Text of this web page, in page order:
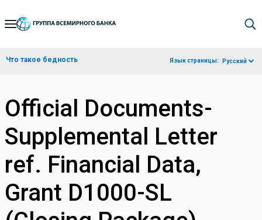
Skip
Navigation
Что такое бедность Язык страницы: Русский
Official Documents-
Supplemental Letter
ref. Financial Data,
Grant D1000-SL